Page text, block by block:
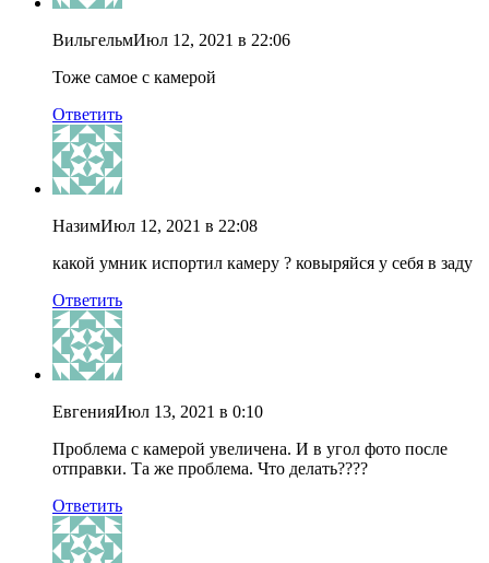
ВильгельмИюл 12, 2021 в 22:06
Тоже самое с камерой
Ответить
НазимИюл 12, 2021 в 22:08
какой умник испортил камеру ? ковыряйся у себя в заду
Ответить
ЕвгенияИюл 13, 2021 в 0:10
Проблема с камерой увеличена. И в угол фото после
отправки. Та же проблема. Что делать????
Ответить